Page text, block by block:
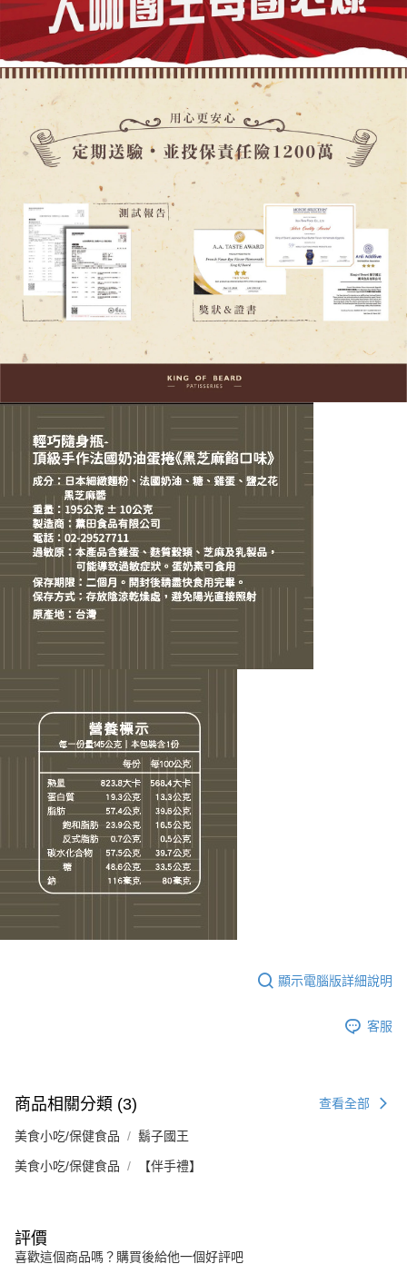
顯示電腦版詳細說明
客服
商品相關分類 (3) 查看全部
美食小吃/保健食品 鬍子國王
美食小吃/保健食品 【伴手禮】
評價
喜歡這個商品嗎？購買後給他一個好評吧